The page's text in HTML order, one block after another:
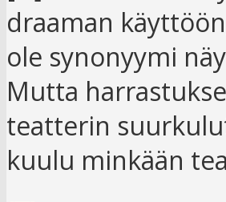
draaman
ole synonyymi
Mutta
teatterin
kuulu minkään